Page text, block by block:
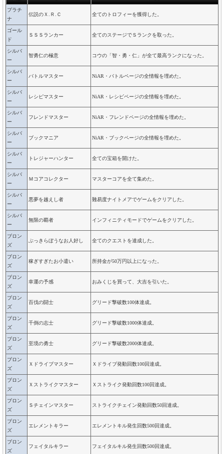
プラチ
ナ
伝説のＸ.Ｒ.Ｃ 全てのトロフィーを獲得した。
ゴール
ド
ＳＳＳランカー 全てのステージでＳランクを取った。
シルバ
ー
智勇仁の極意 コウの「智・勇・仁」が全て最高ランクになった。
シルバ
ー
バトルマスター NiAR・バトルページの全情報を埋めた。
シルバ
ー
レシピマスター NiAR・レシピページの全情報を埋めた。
シルバ
ー
フレンドマスター NiAR・フレンドページの全情報を埋めた。
シルバ
ー
ブックマニア NiAR・ブックページの全情報を埋めた。
シルバ
ー
トレジャーハンター 全ての宝箱を開けた。
シルバ
ー
Ｍコアコレクター マスターコアを全て集めた。
シルバ
ー
悪夢を越えし者 難易度ナイトメアでゲームをクリアした。
シルバ
ー
無限の覇者 インフィニティモードでゲームをクリアした。
ブロン
ズ
ぶっきらぼうなお人好し 全てのクエストを達成した。
ブロン
ズ
稼ぎすぎたお小遣い 所持金が50万円以上になった。
ブロン
ズ
幸運の予感 おみくじを買って、大吉を引いた。
ブロン
ズ
百伐の闘士 グリード撃破数100体達成。
ブロン
ズ
千倒の志士 グリード撃破数1000体達成。
ブロン
ズ
至境の勇士 グリード撃破数2000体達成。
ブロン
ズ
Ｘドライブマスター Ｘドライブ発動回数100回達成。
ブロン
ズ
Ｘストライクマスター Ｘストライク発動回数100回達成。
ブロン
ズ
Ｓチェインマスター ストライクチェイン発動回数50回達成。
ブロン
ズ
エレメントキラー エレメントキル発生回数500回達成。
ブロン
ズ
フェイタルキラー フェイタルキル発生回数500回達成。